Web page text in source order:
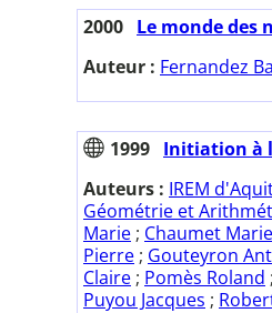
2000 Le monde des
Auteur : Fernandez
1999 Initiation à
Auteurs : IREM
Géométrie et
Marie ; Chaumet
Pierre ; Gouteyron
Claire ; Pomès Roland ;
Puyou Jacques ;